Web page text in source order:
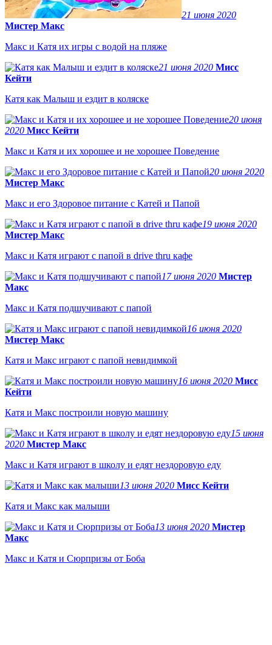
21 июня 2020
Мистер Макс
Макс и Катя их игры с водой на пляже
21 июня 2020 Мисс
Кейти
Катя как Малыш и ездит в коляске
20 июня
2020 Мисс Кейти
Макс и Катя и их хорошее и не хорошее Поведение
20 июня 2020
Мистер Макс
Макс и его Здоровое питание с Катей и Папой
19 июня 2020
Мистер Макс
Макс и Катя играют с папой в drive thru кафе
17 июня 2020 Мистер
Макс
Макс и Катя подшучивают с папой
16 июня 2020
Мистер Макс
Катя и Макс играют с папой невидимкой
16 июня 2020 Мисс
Кейти
Катя и Макс построили новую машину
15 июня
2020 Мистер Макс
Макс и Катя играют в школу и едят нездоровую еду
13 июня 2020 Мисс Кейти
Катя и Макс как малыши
13 июня 2020 Мистер
Макс
Макс и Катя и Сюрпризы от Боба